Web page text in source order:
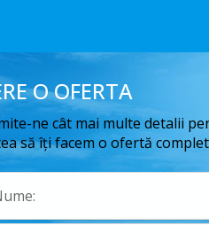
O OFERTA
ne cât mai multe detalii
să îți facem o ofertă